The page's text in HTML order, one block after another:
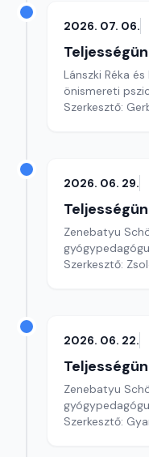
2026. 07. 06.
Lánszki Réka
önismereti
Szerkesztő:
2026. 06. 29.
Zenebatyu
Szerkesztő:
2026. 06. 22.
Zenebatyu
Szerkesztő: